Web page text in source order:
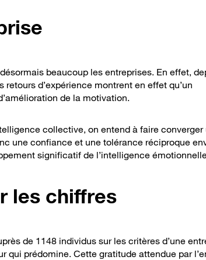
beaucoup les entreprises. En effet,
d’expérience montrent en effet qu’un
de la motivation.
collective, on entend à faire converger
une confiance et une tolérance réciproque
significatif de l’intelligence
les chiffres
de 1148 individus sur les critères d’une
qui prédomine. Cette gratitude attendue par